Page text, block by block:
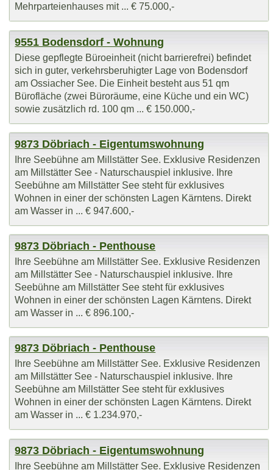
Mehrparteienhauses mit ... € 75.000,-
9551 Bodensdorf - Wohnung
Diese gepflegte Büroeinheit (nicht barrierefrei) befindet
sich in guter, verkehrsberuhigter Lage von Bodensdorf
am Ossiacher See. Die Einheit besteht aus 51 qm
Bürofläche (zwei Büroräume, eine Küche und ein WC)
sowie zusätzlich rd. 100 qm ... € 150.000,-
9873 Döbriach - Eigentumswohnung
Ihre Seebühne am Millstätter See. Exklusive Residenzen
am Millstätter See - Naturschauspiel inklusive. Ihre
Seebühne am Millstätter See steht für exklusives
Wohnen in einer der schönsten Lagen Kärntens. Direkt
am Wasser in ... € 947.600,-
9873 Döbriach - Penthouse
Ihre Seebühne am Millstätter See. Exklusive Residenzen
am Millstätter See - Naturschauspiel inklusive. Ihre
Seebühne am Millstätter See steht für exklusives
Wohnen in einer der schönsten Lagen Kärntens. Direkt
am Wasser in ... € 896.100,-
9873 Döbriach - Penthouse
Ihre Seebühne am Millstätter See. Exklusive Residenzen
am Millstätter See - Naturschauspiel inklusive. Ihre
Seebühne am Millstätter See steht für exklusives
Wohnen in einer der schönsten Lagen Kärntens. Direkt
am Wasser in ... € 1.234.970,-
9873 Döbriach - Eigentumswohnung
Ihre Seebühne am Millstätter See. Exklusive Residenzen